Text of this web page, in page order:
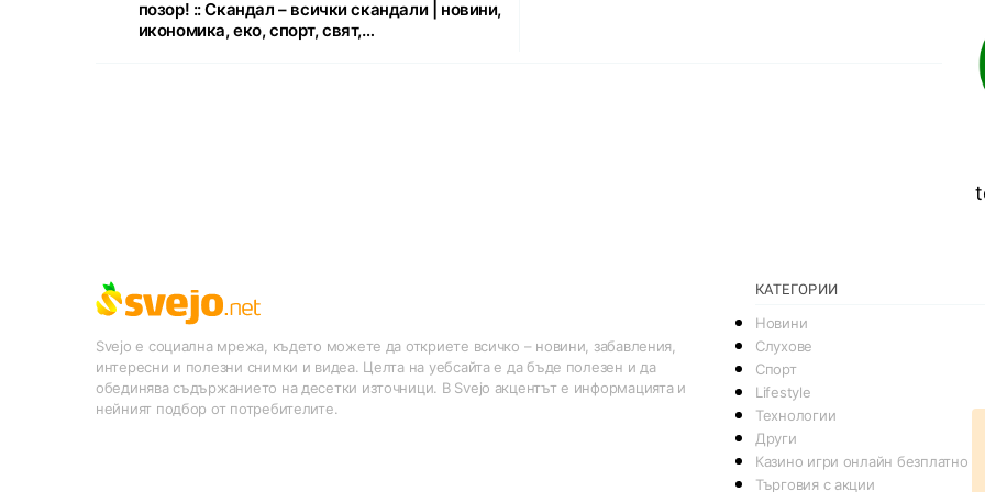
позор! :: Скандал – всички скандали | новини,
икономика, еко, спорт, свят,…
Svejo е социална мрежа, където можете да откриете всичко – новини, забавления,
интересни и полезни снимки и видеа. Целта на уебсайта е да бъде полезен и да
обединява съдържанието на десетки източници. В Svejo акцентът е информацията и
нейният подбор от потребителите.
КАТЕГОРИИ
Новини
Слухове
Спорт
Lifestyle
Технологии
Други
Казино игри онлайн безплатно
Търговия с акции